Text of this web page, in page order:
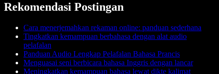
Rekomendasi Postingan
Cara menerjemahkan rekaman online: panduan sederhana
Tingkatkan kemampuan berbahasa dengan alat audio
pelafalan
Panduan Audio Lengkap Pelafalan Bahasa Prancis
Menguasai seni berbicara bahasa Inggris dengan lancar
Meningkatkan kemampuan bahasa lewat dikte kalimat